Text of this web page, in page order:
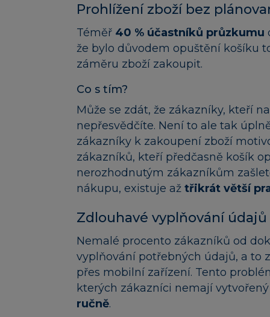
Prohlížení zboží bez
Téměř 40 % účastníků průzkumu
že bylo důvodem opuštění košíku
záměru zboží zakoupit.
Co s tím?
Může se zdát, že zákazníky, kteří
nepřesvědčíte. Není to ale tak
zákazníky k zakoupení zboží
zákazníků, kteří předčasně košík
nerozhodnutým zákazníkům
nákupu, existuje až třikrát větší
Zdlouhavé vyplňování
Nemalé procento zákazníků od
vyplňování potřebných údajů, a to
přes mobilní zařízení. Tento
kterých zákazníci nemají vytvořený
ručně.